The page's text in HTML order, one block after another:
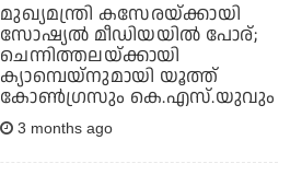
മുഖ്യമന്ത്രി കസേരയ്ക്കായി
സോഷ്യല്‍ മീഡിയയില്‍ പോര്;
ചെന്നിത്തലയ്ക്കായി
ക്യാമ്പെയ്‌നുമായി യൂത്ത്
കോണ്‍ഗ്രസും കെ.എസ്.യുവും
3 months ago